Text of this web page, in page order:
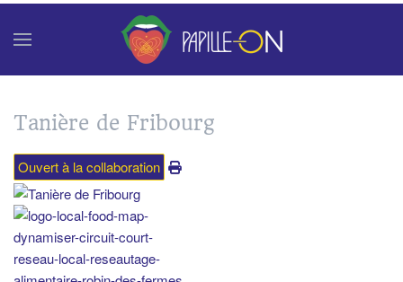
Tanière de Fribourg
Ouvert à la collaboration